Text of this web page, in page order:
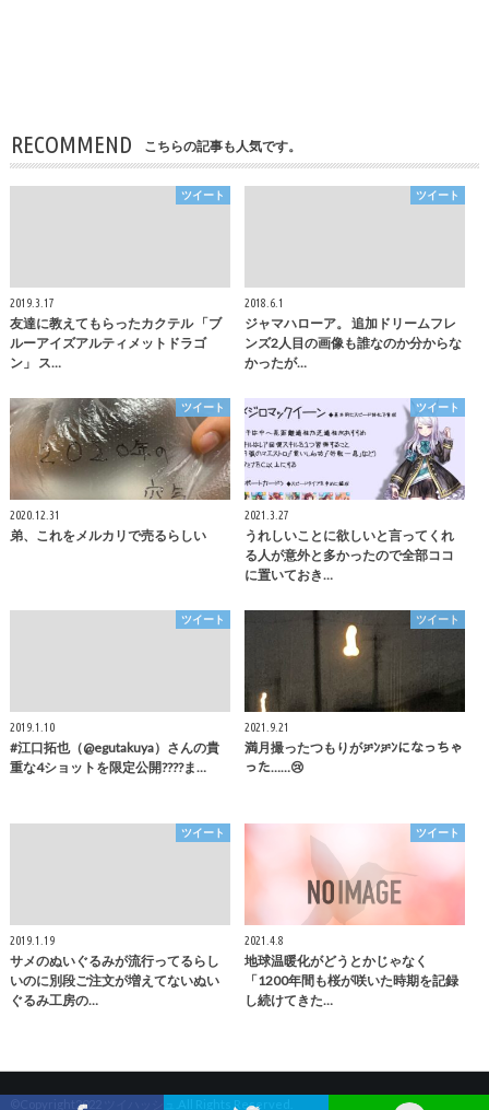
RECOMMEND こちらの記事も人気です。
ツイート
2019.3.17
友達に教えてもらったカクテル 「ブ
ルーアイズアルティメットドラゴ
ン」 ス…
ツイート
2018.6.1
ジャマハローア。 追加ドリームフレ
ンズ2人目の画像も誰なのか分からな
かったが…
ツイート
2020.12.31
弟、これをメルカリで売るらしい
ツイート
2021.3.27
うれしいことに欲しいと言ってくれ
る人が意外と多かったので全部ココ
に置いておき…
ツイート
2019.1.10
#江口拓也（@egutakuya）さんの貴
重な4ショットを限定公開????ま…
ツイート
2021.9.21
満月撮ったつもりがቻﾝቻﾝになっちゃ
った……😢
ツイート
2019.1.19
サメのぬいぐるみが流行ってるらし
いのに別段ご注文が増えてないぬい
ぐるみ工房の…
ツイート
2021.4.8
地球温暖化がどうとかじゃなく
「1200年間も桜が咲いた時期を記録
し続けてきた…
©Copyright2022 .All Rights Reserved.